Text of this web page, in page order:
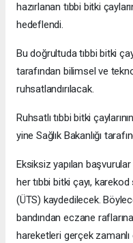
hazırlanan tıbbi bitki
hedeflendi.
Bu doğrultuda tıbbi bitki
tarafından bilimsel ve
ruhsatlandırılacak.
Ruhsatlı tıbbi bitki
yine Sağlık Bakanlığı
Eksiksiz yapılan
her tıbbi bitki çayı,
(ÜTS) kaydedilecek.
bandından eczane
hareketleri gerçek